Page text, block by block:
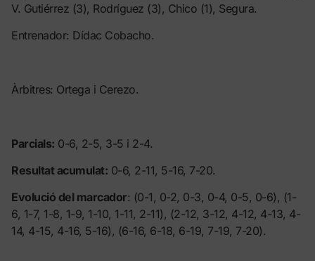
V. Gutiérrez (3), Rodríguez (3), Chico (1), Segura.
Entrenador: Dídac Cobacho.
Àrbitres: Ortega i Cerezo.
Parcials: 0-6, 2-5, 3-5 i 2-4.
Resultat acumulat: 0-6, 2-11, 5-16, 7-20.
Evolució del marcador: (0-1, 0-2, 0-3, 0-4, 0-5, 0-6), (1-
6, 1-7, 1-8, 1-9, 1-10, 1-11, 2-11), (2-12, 3-12, 4-12, 4-13, 4-
14, 4-15, 4-16, 5-16), (6-16, 6-18, 6-19, 7-19, 7-20).